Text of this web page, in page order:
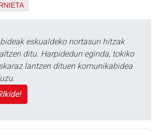
eskualdeko nortasun hitzak
ditu. Harpidedun eginda, tokiko
lantzen dituen komunikabidea